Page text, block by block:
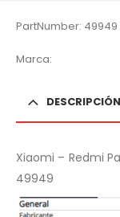
PartNumber: 49949
Marca:
DESCRIPCIÓN
Xiaomi – Redmi
49949